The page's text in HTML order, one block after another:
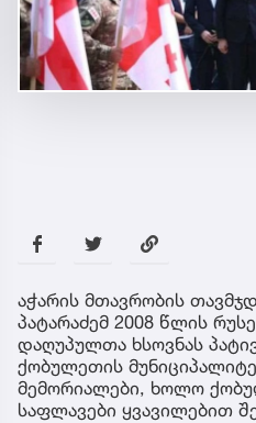
აჭარის მთავრობის
პატარაძემ 2008 წლის
დაღუპულთა ხსოვნას
ქობულეთის
მემორიალები, ხოლო
საფლავები ყვავილებით